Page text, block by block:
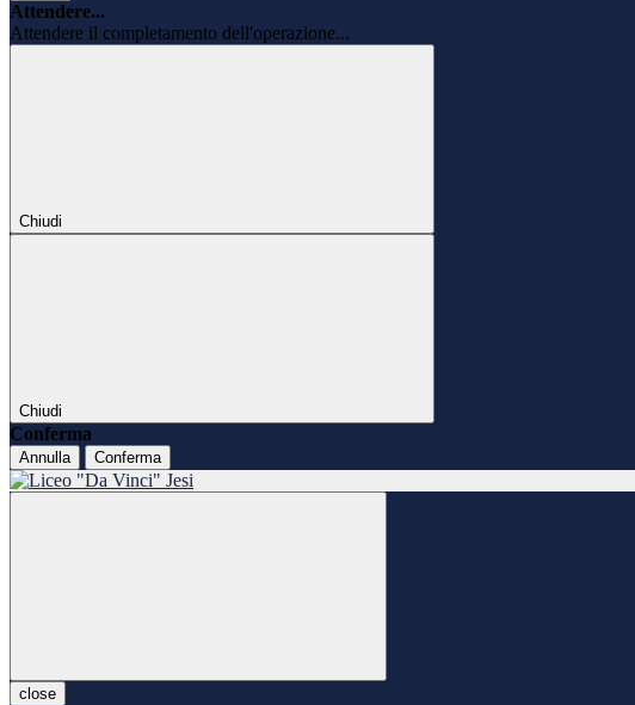
Attendere...
Attendere il completamento dell'operazione...
Chiudi
Chiudi
Conferma
Annulla Conferma
close